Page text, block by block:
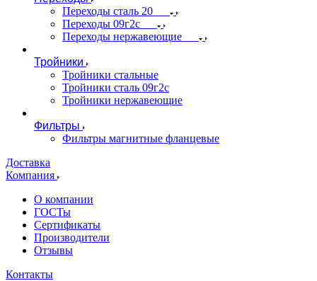
Переходы сталь 20
Переходы 09г2с
Переходы нержавеющие
Тройники
Тройники стальные
Тройники сталь 09г2с
Тройники нержавеющие
Фильтры
Фильтры магнитные фланцевые
Доставка
Компания
О компании
ГОСТы
Сертификаты
Производители
Отзывы
Контакты